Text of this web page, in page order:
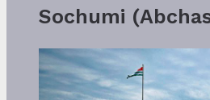
Sochumi